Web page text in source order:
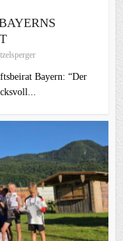
Bayern: “Der